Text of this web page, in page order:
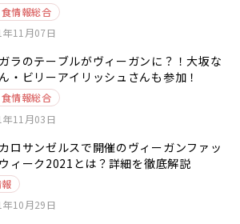
情報総合
11月07日
ラのテーブルがヴィーガンに？！大坂な
・ビリーアイリッシュさんも参加！
情報総合
11月03日
ロサンゼルスで開催のヴィーガンファッ
ィーク2021とは？詳細を徹底解説
10月29日